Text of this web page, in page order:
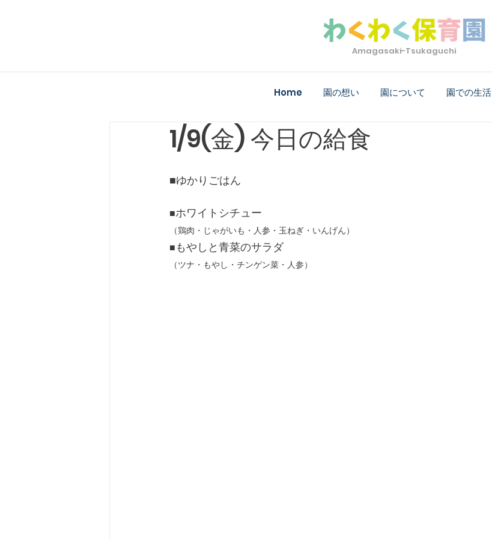
Amagasaki-Tsukaguchi
Home 園の想い 園について 園での生活
1/9(金) 今日の給食
■ゆかりごはん
■ホワイトシチュー
（鶏肉・じゃがいも・人参・玉ねぎ・いんげん）
■ もやしと青菜のサラダ
（ツナ・もやし・チンゲン菜・人参）